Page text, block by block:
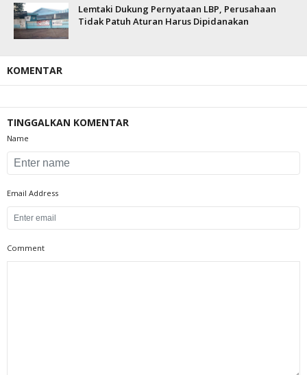
Lemtaki Dukung Pernyataan LBP, Perusahaan
Tidak Patuh Aturan Harus Dipidanakan
KOMENTAR
TINGGALKAN KOMENTAR
Name
Email Address
Comment